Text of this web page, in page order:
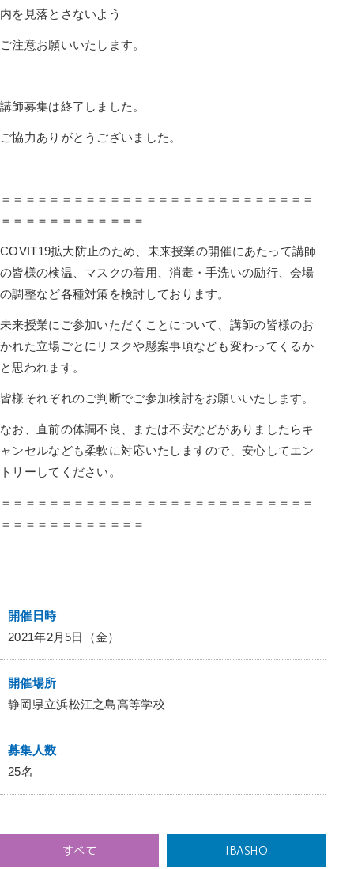
内を見落とさないよう
ご注意お願いいたします。
講師募集は終了しました。
ご協力ありがとうございました。
＝＝＝＝＝＝＝＝＝＝＝＝＝＝＝＝＝＝＝＝＝＝＝＝＝＝
＝＝＝＝＝＝＝＝＝＝＝＝
COVIT19拡大防止のため、未来授業の開催にあたって講師
の皆様の検温、マスクの着用、消毒・手洗いの励行、会場
の調整など各種対策を検討しております。
未来授業にご参加いただくことについて、講師の皆様のお
かれた立場ごとにリスクや懸案事項なども変わってくるか
と思われます。
皆様それぞれのご判断でご参加検討をお願いいたします。
なお、直前の体調不良、または不安などがありましたらキ
ャンセルなども柔軟に対応いたしますので、安心してエン
トリーしてください。
＝＝＝＝＝＝＝＝＝＝＝＝＝＝＝＝＝＝＝＝＝＝＝＝＝＝
＝＝＝＝＝＝＝＝＝＝＝＝
開催日時
2021年2月5日（金）
開催場所
静岡県立浜松江之島高等学校
募集人数
25名
すべて IBASHO